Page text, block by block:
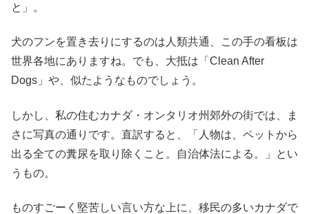
と」。
犬のフンを置き去りにするのは人類共通、この手の看板は
世界各地にありますね。でも、大抵は「Clean After
Dogs」や、似たようなものでしょう。
しかし、私の住むカナダ・オンタリオ州郊外の街では、ま
さに写真の通りです。直訳すると、「人物は、ペットから
出る全ての糞尿を取り除くこと。自治体法による。」とい
うもの。
ものすごーく堅苦しい言い方な上に、移民の多いカナダで